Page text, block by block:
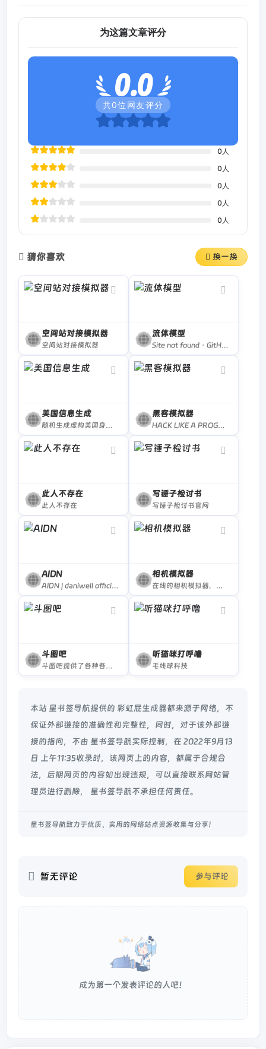
为这篇文章评分
0.0
共0位网友评分
0 人
0 人
0 人
0 人
0 人
猜你喜欢 换一换
空间站对接模拟器
空间站对接模拟器
流体模型
Site not found · GitHub Pages
美国信息生成
随机生成虚构美国身份，包括姓名，地址，电话，职称，信用卡，身高，体重等信息，获取美国人信息，获取美国人地址
黑客模拟器
HACK LIKE A PROGRAMMER IN MOVIES AND GAMES!
此人不存在
此人不存在
写锤子检讨书
写锤子检讨书官网
AIDN
AIDN | daniwell official website
相机模拟器
在线的相机模拟器，控制参数然后拍照
斗图吧
斗图吧提供了各种各样丰富的斗图表情包，以及功能强大且超级好用的表情包在线制作器和GIF动图制作工具，你可以在这里快速找到或者制作各种你想要的表情包
听猫咪打呼噜
毛线球科技
本站 星书签导航提供的 彩虹屁生成器都来源于网络，不
保证外部链接的准确性和完整性，同时，对于该外部链
接的指向，不由 星书签导航实际控制，在 2022年9月13
日 上午11:35收录时，该网页上的内容，都属于合规合
法，后期网页的内容如出现违规，可以直接联系网站管
理员进行删除， 星书签导航不承担任何责任。
星书签导航致力于优质、实用的网络站点资源收集与分享！
暂无评论 参与评论
成为第一个发表评论的人吧！